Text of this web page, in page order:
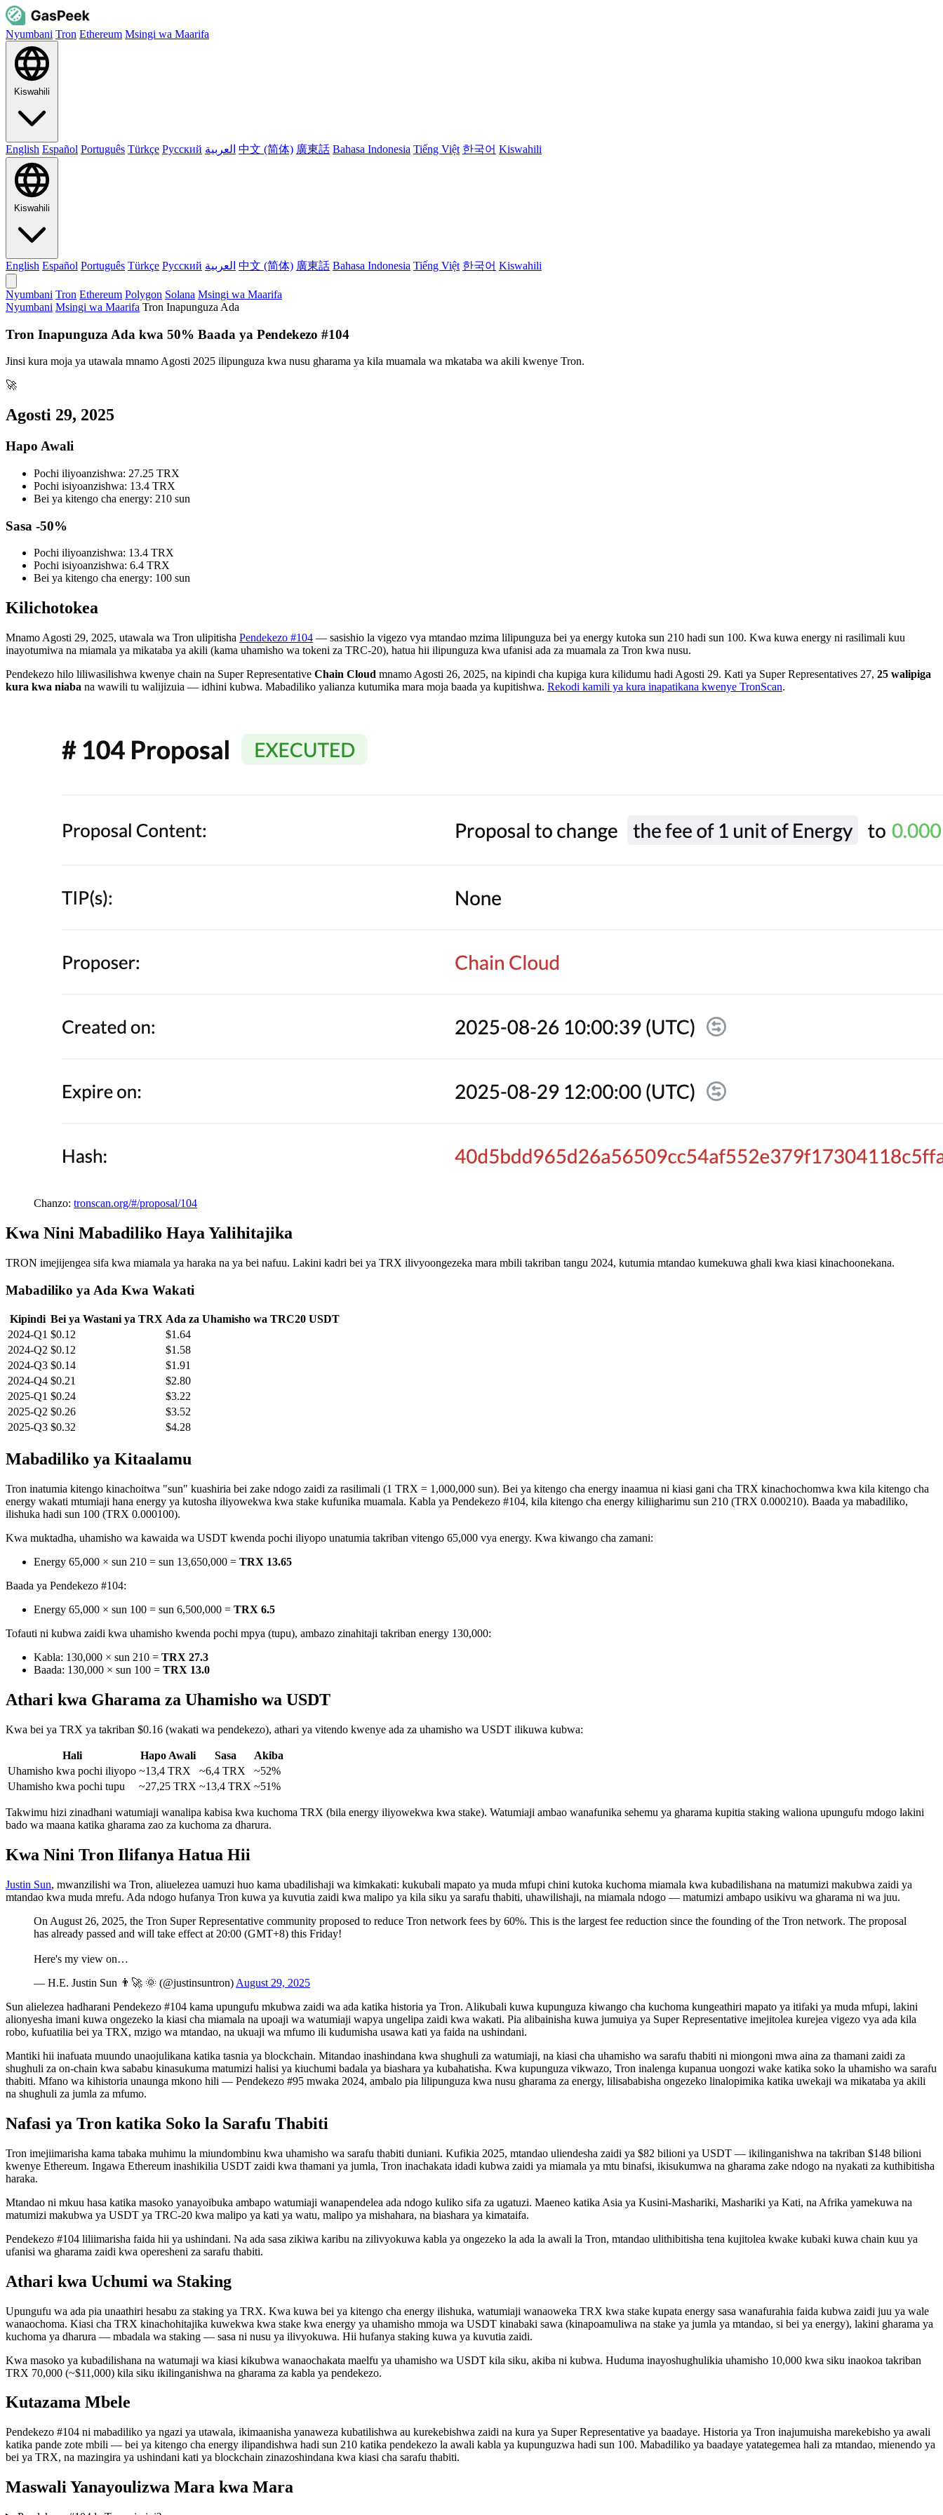
Nyumbani Tron Ethereum Msingi wa Maarifa
Kiswahili
English Español Português Türkçe Русский العربية 中文 (简体) 廣東話 Bahasa Indonesia Tiếng Việt 한국어 Kiswahili
Kiswahili
English Español Português Türkçe Русский العربية 中文 (简体) 廣東話 Bahasa Indonesia Tiếng Việt 한국어 Kiswahili
Nyumbani Tron Ethereum Polygon Solana Msingi wa Maarifa
Nyumbani Msingi wa Maarifa Tron Inapunguza Ada
Tron Inapunguza Ada kwa 50% Baada ya Pendekezo #104
Jinsi kura moja ya utawala mnamo Agosti 2025 ilipunguza kwa nusu gharama ya kila muamala wa mkataba wa akili kwenye Tron.
🚀
Agosti 29, 2025
Hapo Awali
Pochi iliyoanzishwa: 27.25 TRX
Pochi isiyoanzishwa: 13.4 TRX
Bei ya kitengo cha energy: 210 sun
Sasa -50%
Pochi iliyoanzishwa: 13.4 TRX
Pochi isiyoanzishwa: 6.4 TRX
Bei ya kitengo cha energy: 100 sun
Kilichotokea
Mnamo Agosti 29, 2025, utawala wa Tron ulipitisha Pendekezo #104 — sasishio la vigezo vya mtandao mzima lilipunguza bei ya energy kutoka sun 210 hadi sun 100. Kwa kuwa energy ni rasilimali kuu
inayotumiwa na miamala ya mikataba ya akili (kama uhamisho wa tokeni za TRC-20), hatua hii ilipunguza kwa ufanisi ada za muamala za Tron kwa nusu.
Pendekezo hilo liliwasilishwa kwenye chain na Super Representative Chain Cloud mnamo Agosti 26, 2025, na kipindi cha kupiga kura kilidumu hadi Agosti 29. Kati ya Super Representatives 27, 25 walipiga
kura kwa niaba na wawili tu walijizuia — idhini kubwa. Mabadiliko yalianza kutumika mara moja baada ya kupitishwa. Rekodi kamili ya kura inapatikana kwenye TronScan.
Chanzo: tronscan.org/#/proposal/104
Kwa Nini Mabadiliko Haya Yalihitajika
TRON imejijengea sifa kwa miamala ya haraka na ya bei nafuu. Lakini kadri bei ya TRX ilivyoongezeka mara mbili takriban tangu 2024, kutumia mtandao kumekuwa ghali kwa kiasi kinachoonekana.
Mabadiliko ya Ada Kwa Wakati
Kipindi Bei ya Wastani ya TRX Ada za Uhamisho wa TRC20 USDT
2024-Q1 $0.12
$1.64
2024-Q2 $0.12
$1.58
2024-Q3 $0.14
$1.91
2024-Q4 $0.21
$2.80
2025-Q1 $0.24
$3.22
2025-Q2 $0.26
$3.52
2025-Q3 $0.32 $4.28
Mabadiliko ya Kitaalamu
Tron inatumia kitengo kinachoitwa "sun" kuashiria bei zake ndogo zaidi za rasilimali (1 TRX = 1,000,000 sun). Bei ya kitengo cha energy inaamua ni kiasi gani cha TRX kinachochomwa kwa kila kitengo cha
energy wakati mtumiaji hana energy ya kutosha iliyowekwa kwa stake kufunika muamala. Kabla ya Pendekezo #104, kila kitengo cha energy kiliigharimu sun 210 (TRX 0.000210). Baada ya mabadiliko,
ilishuka hadi sun 100 (TRX 0.000100).
Kwa muktadha, uhamisho wa kawaida wa USDT kwenda pochi iliyopo unatumia takriban vitengo 65,000 vya energy. Kwa kiwango cha zamani:
Energy 65,000 × sun 210 = sun 13,650,000 = TRX 13.65
Baada ya Pendekezo #104:
Energy 65,000 × sun 100 = sun 6,500,000 = TRX 6.5
Tofauti ni kubwa zaidi kwa uhamisho kwenda pochi mpya (tupu), ambazo zinahitaji takriban energy 130,000:
Kabla: 130,000 × sun 210 = TRX 27.3
Baada: 130,000 × sun 100 = TRX 13.0
Athari kwa Gharama za Uhamisho wa USDT
Kwa bei ya TRX ya takriban $0.16 (wakati wa pendekezo), athari ya vitendo kwenye ada za uhamisho wa USDT ilikuwa kubwa:
Hali Hapo Awali Sasa
Akiba
Uhamisho kwa pochi iliyopo ~13,4 TRX ~6,4 TRX
~52%
Uhamisho kwa pochi tupu
~27,25 TRX ~13,4 TRX ~51%
Takwimu hizi zinadhani watumiaji wanalipa kabisa kwa kuchoma TRX (bila energy iliyowekwa kwa stake). Watumiaji ambao wanafunika sehemu ya gharama kupitia staking waliona upungufu mdogo lakini
bado wa maana katika gharama zao za kuchoma za dharura.
Kwa Nini Tron Ilifanya Hatua Hii
Justin Sun, mwanzilishi wa Tron, aliuelezea uamuzi huo kama ubadilishaji wa kimkakati: kukubali mapato ya muda mfupi chini kutoka kuchoma miamala kwa kubadilishana na matumizi makubwa zaidi ya
mtandao kwa muda mrefu. Ada ndogo hufanya Tron kuwa ya kuvutia zaidi kwa malipo ya kila siku ya sarafu thabiti, uhawilishaji, na miamala ndogo — matumizi ambapo usikivu wa gharama ni wa juu.
On August 26, 2025, the Tron Super Representative community proposed to reduce Tron network fees by 60%. This is the largest fee reduction since the founding of the Tron network. The proposal
has already passed and will take effect at 20:00 (GMT+8) this Friday!
Here's my view on…
— H.E. Justin Sun 👨‍🚀 🌞 (@justinsuntron) August 29, 2025
Sun alielezea hadharani Pendekezo #104 kama upungufu mkubwa zaidi wa ada katika historia ya Tron. Alikubali kuwa kupunguza kiwango cha kuchoma kungeathiri mapato ya itifaki ya muda mfupi, lakini
alionyesha imani kuwa ongezeko la kiasi cha miamala na upoaji wa watumiaji wapya ungelipa zaidi kwa wakati. Pia alibainisha kuwa jumuiya ya Super Representative imejitolea kurejea vigezo vya ada kila
robo, kufuatilia bei ya TRX, mzigo wa mtandao, na ukuaji wa mfumo ili kudumisha usawa kati ya faida na ushindani.
Mantiki hii inafuata muundo unaojulikana katika tasnia ya blockchain. Mitandao inashindana kwa shughuli za watumiaji, na kiasi cha uhamisho wa sarafu thabiti ni miongoni mwa aina za thamani zaidi za
shughuli za on-chain kwa sababu kinasukuma matumizi halisi ya kiuchumi badala ya biashara ya kubahatisha. Kwa kupunguza vikwazo, Tron inalenga kupanua uongozi wake katika soko la uhamisho wa sarafu
thabiti. Mfano wa kihistoria unaunga mkono hili — Pendekezo #95 mwaka 2024, ambalo pia lilipunguza kwa nusu gharama za energy, lilisababisha ongezeko linalopimika katika uwekaji wa mikataba ya akili
na shughuli za jumla za mfumo.
Nafasi ya Tron katika Soko la Sarafu Thabiti
Tron imejiimarisha kama tabaka muhimu la miundombinu kwa uhamisho wa sarafu thabiti duniani. Kufikia 2025, mtandao uliendesha zaidi ya $82 bilioni ya USDT — ikilinganishwa na takriban $148 bilioni
kwenye Ethereum. Ingawa Ethereum inashikilia USDT zaidi kwa thamani ya jumla, Tron inachakata idadi kubwa zaidi ya miamala ya mtu binafsi, ikisukumwa na gharama zake ndogo na nyakati za kuthibitisha
haraka.
Mtandao ni mkuu hasa katika masoko yanayoibuka ambapo watumiaji wanapendelea ada ndogo kuliko sifa za ugatuzi. Maeneo katika Asia ya Kusini-Mashariki, Mashariki ya Kati, na Afrika yamekuwa na
matumizi makubwa ya USDT ya TRC-20 kwa malipo ya kati ya watu, malipo ya mishahara, na biashara ya kimataifa.
Pendekezo #104 liliimarisha faida hii ya ushindani. Na ada sasa zikiwa karibu na zilivyokuwa kabla ya ongezeko la ada la awali la Tron, mtandao ulithibitisha tena kujitolea kwake kubaki kuwa chain kuu ya
ufanisi wa gharama zaidi kwa operesheni za sarafu thabiti.
Athari kwa Uchumi wa Staking
Upungufu wa ada pia unaathiri hesabu za staking ya TRX. Kwa kuwa bei ya kitengo cha energy ilishuka, watumiaji wanaoweka TRX kwa stake kupata energy sasa wanafurahia faida kubwa zaidi juu ya wale
wanaochoma. Kiasi cha TRX kinachohitajika kuwekwa kwa stake kwa energy ya uhamisho mmoja wa USDT kinabaki sawa (kinapoamuliwa na stake ya jumla ya mtandao, si bei ya energy), lakini gharama ya
kuchoma ya dharura — mbadala wa staking — sasa ni nusu ya ilivyokuwa. Hii hufanya staking kuwa ya kuvutia zaidi.
Kwa masoko ya kubadilishana na watumaji wa kiasi kikubwa wanaochakata maelfu ya uhamisho wa USDT kila siku, akiba ni kubwa. Huduma inayoshughulikia uhamisho 10,000 kwa siku inaokoa takriban
TRX 70,000 (~$11,000) kila siku ikilinganishwa na gharama za kabla ya pendekezo.
Kutazama Mbele
Pendekezo #104 ni mabadiliko ya ngazi ya utawala, ikimaanisha yanaweza kubatilishwa au kurekebishwa zaidi na kura ya Super Representative ya baadaye. Historia ya Tron inajumuisha marekebisho ya awali
katika pande zote mbili — bei ya kitengo cha energy ilipandishwa hadi sun 210 katika pendekezo la awali kabla ya kupunguzwa hadi sun 100. Mabadiliko ya baadaye yatategemea hali za mtandao, mienendo ya
bei ya TRX, na mazingira ya ushindani kati ya blockchain zinazoshindana kwa kiasi cha sarafu thabiti.
Maswali Yanayoulizwa Mara kwa Mara